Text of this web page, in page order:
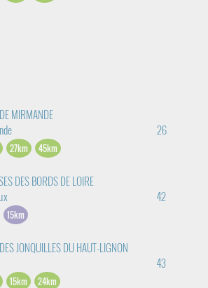
MIRMANDE
26
27km 45km
DES BORDS DE LOIRE
42
15km
JONQUILLES DU HAUT-LIGNON
43
15km 24km